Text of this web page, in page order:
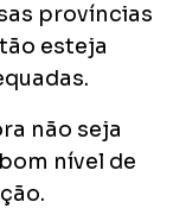
províncias
esteja
não seja
nível de